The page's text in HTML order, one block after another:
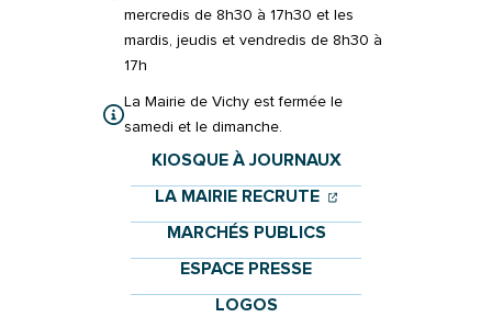
mercredis de 8h30 à 17h30 et les
mardis, jeudis et vendredis de 8h30 à
17h
La Mairie de Vichy est fermée le
samedi et le dimanche.
KIOSQUE À JOURNAUX
LA MAIRIE RECRUTE (OUVERTURE
(OUVERTURE
MARCHÉS PUBLICS
ESPACE PRESSE
LOGOS